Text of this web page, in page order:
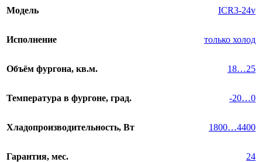
Модель ICR3-24v
Исполнение только холод
Объём фургона, кв.м. 18…25
Температура в фургоне, град. -20…0
Хладопроизводительность, Вт 1800…4400
Гарантия, мес. 24